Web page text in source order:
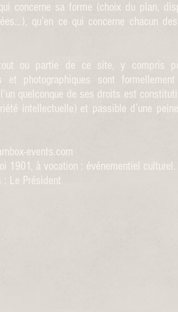
concerne sa forme (choix du plan,
qu’en ce qui concerne chacun
ou partie de ce site, y compris
et photographiques sont
quelconque de ses droits est
intellectuelle) et passible d’une
events.com
1901, à vocation : événementiel culturel.
: Le Président